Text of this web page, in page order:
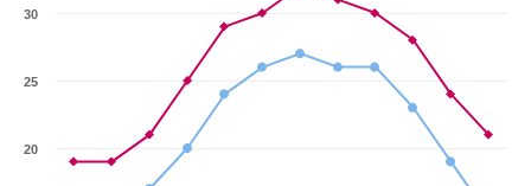
20
25
30